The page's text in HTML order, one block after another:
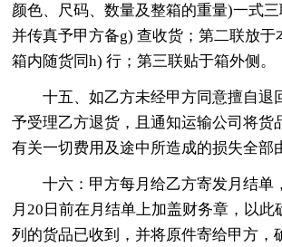
颜色、尺码、数量及整箱的重量)一式
并传真予甲方备g) 查收货；第二联放于
箱内随货同h) 行；第三联贴于箱外侧。
十五、如乙方未经甲方同意擅自退
予受理乙方退货，且通知运输公司将货
有关一切费用及途中所造成的损失全部
十六：甲方每月给乙方寄发月结单
月20日前在月结单上加盖财务章，以此
列的货品已收到，并将原件寄给甲方，